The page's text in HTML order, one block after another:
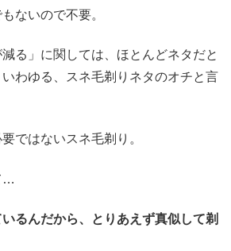
ないので不要。
る」に関しては、ほとんどネタだと
わゆる、スネ毛剃りネタのオチと言
ではないスネ毛剃り。
…
いるんだから、とりあえず真似して剃